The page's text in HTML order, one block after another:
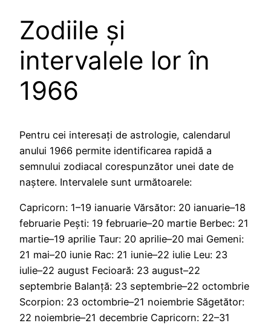
Zodiile și
intervalele lor în
1966
Pentru cei interesați de astrologie, calendarul
anului 1966 permite identificarea rapidă a
semnului zodiacal corespunzător unei date de
naștere. Intervalele sunt următoarele:
Capricorn: 1–19 ianuarie Vărsător: 20 ianuarie–18
februarie Pești: 19 februarie–20 martie Berbec: 21
martie–19 aprilie Taur: 20 aprilie–20 mai Gemeni:
21 mai–20 iunie Rac: 21 iunie–22 iulie Leu: 23
iulie–22 august Fecioară: 23 august–22
septembrie Balanță: 23 septembrie–22 octombrie
Scorpion: 23 octombrie–21 noiembrie Săgetător:
22 noiembrie–21 decembrie Capricorn: 22–31